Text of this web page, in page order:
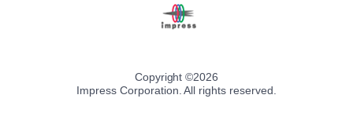
Copyright ©2026
Impress Corporation. All rights reserved.